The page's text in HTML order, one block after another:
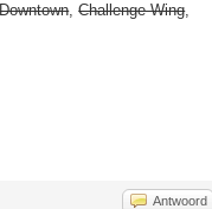
,Challenge Wing,
Antwoord